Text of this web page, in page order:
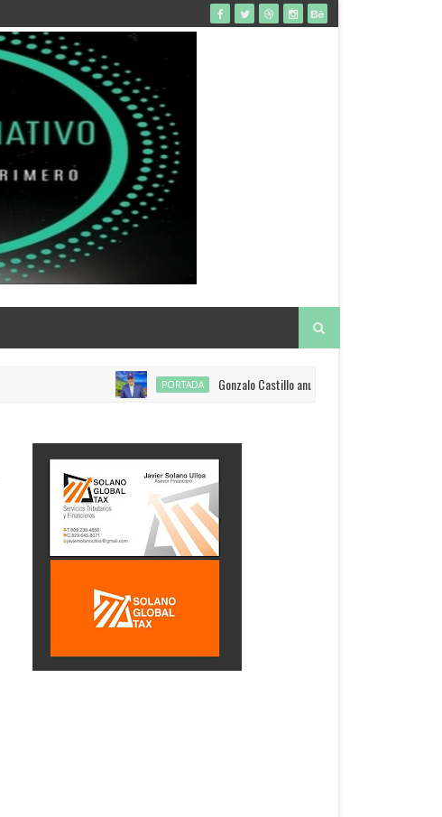
PORTADA Gonzalo Castillo anuncia restitución de visado a EEUU